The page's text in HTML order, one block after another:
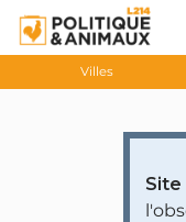
Villes
Site